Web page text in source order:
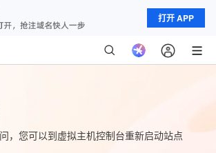
打开 APP
，您可以到虚拟主机控制台重新启动站点